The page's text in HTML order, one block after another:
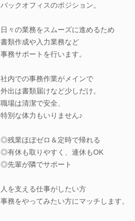
バックオフィスのポジション。
日々の業務をスムーズに進めるため
書類作成や入力業務など
事務サポートを行います。
社内での事務作業がメインで
外出は書類届けなど少しだけ。
職場は清潔で安全、
特別な体力もいりません♪
◎残業ほぼゼロ＆定時で帰れる
◎有休も取りやすく、連休もOK
◎先輩が隣でサポート
人を支える仕事がしたい方
事務をやってみたい方にマッチします。